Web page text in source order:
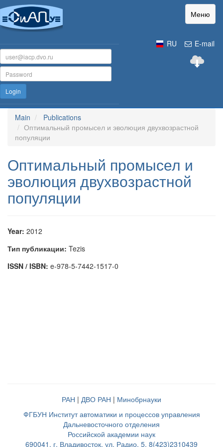
Меню
E-mail
RU
Login
Main
Publications
Оптимальный промысел и эволюция двухвозрастной
популяции
Оптимальный промысел и
эволюция двухвозрастной
популяции
Year: 2012
Тип публикации: Tezis
ISSN / ISBN: e-978-5-7442-1517-0
РАН | ДВО РАН | Минобрнауки
ФГБУН Институт автоматики и процессов управления
Дальневосточного отделения
Российской академии наук
690041, г. Владивосток, ул. Радио, 5, 8(423)2310439